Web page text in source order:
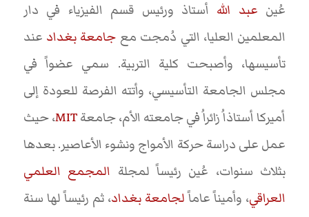
عُين عبد الله أستاذ ورئيس قسم الفيزياء في دار
المعلمين العليا، التي دُمجت مع جامعة بغداد عند
تأسيسها، وأصبحت كلية التربية. سمي عضواً في
مجلس الجامعة التأسيسي، وأتته الفرصة للعودة إلى
أميركا أستاذاُ زائراُ في جامعته الأم، جامعةMIT، حيث
عمل على دراسة حركة الأمواج ونشوء الأعاصير. بعدها
بثلاث سنوات، عُين رئيساً لمجلة المجمع العلمي
العراقي، وأميناً عاماًلجامعة بغداد، ثم رئيساً لها سنة